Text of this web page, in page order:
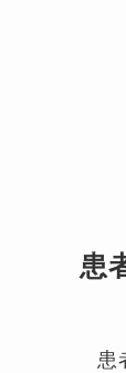
患
患